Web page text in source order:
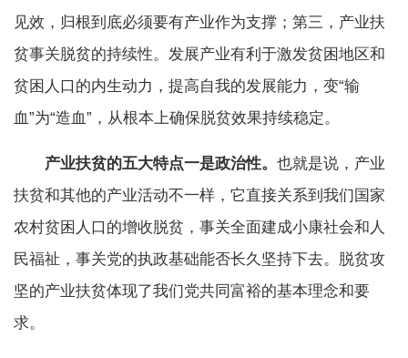
见效，归根到底必须要有产业作为支撑；第三，产业扶
贫事关脱贫的持续性。发展产业有利于激发贫困地区和
贫困人口的内生动力，提高自我的发展能力，变“输
血”为“造血”，从根本上确保脱贫效果持续稳定。
产业扶贫的五大特点一是政治性。 也就是说，产业
扶贫和其他的产业活动不一样，它直接关系到我们国家
农村贫困人口的增收脱贫，事关全面建成小康社会和人
民福祉，事关党的执政基础能否长久坚持下去。脱贫攻
坚的产业扶贫体现了我们党共同富裕的基本理念和要
求。